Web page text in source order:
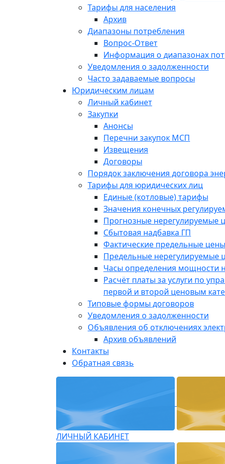
Тарифы для населения
Архив
Диапазоны потребления
Вопрос-Ответ
Информация о диапазонах
Уведомления о задолженности
Часто задаваемые вопросы
Юридическим лицам
Личный кабинет
Закупки
Анонсы
Перечни закупок МСП
Извещения
Договоры
Порядок заключения договора
Тарифы для юридических лиц
Единые (котловые) тарифы
Значения конечных
Прогнозные нерегулируемые
Сбытовая надбавка ГП
Фактические предельные цены
Предельные нерегулируемые
Часы определения мощности
Расчёт платы за услуги по
первой и второй ценовым
Типовые формы договоров
Уведомления о задолженности
Объявления об отключениях
Архив объявлений
Контакты
Обратная связь
ЛИЧНЫЙ КАБИНЕТ